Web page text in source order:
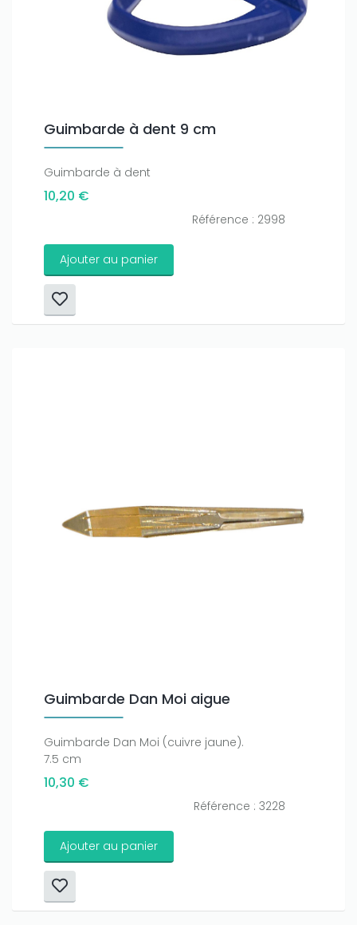
Guimbarde à dent 9 cm
Guimbarde à dent
10,20 €
Référence : 2998
Ajouter au panier
Guimbarde Dan Moi aigue
Guimbarde Dan Moi (cuivre jaune).
7.5 cm
10,30 €
Référence : 3228
Ajouter au panier